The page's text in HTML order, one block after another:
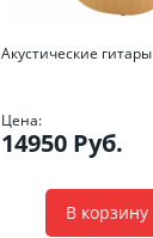
Акустические гитары
Цена:
14950 Руб.
В корзину